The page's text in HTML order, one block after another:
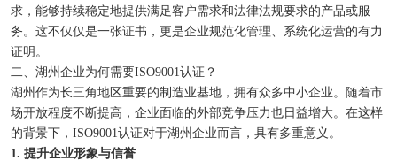
求，能够持续稳定地提供满足客户需求和法律法规要求的产品或服
务。这不仅仅是一张证书，更是企业规范化管理、系统化运营的有力
证明。
二、湖州企业为何需要ISO9001认证？
湖州作为长三角地区重要的制造业基地，拥有众多中小企业。随着市
场开放程度不断提高，企业面临的外部竞争压力也日益增大。在这样
的背景下，ISO9001认证对于湖州企业而言，具有多重意义。
1. 提升企业形象与信誉